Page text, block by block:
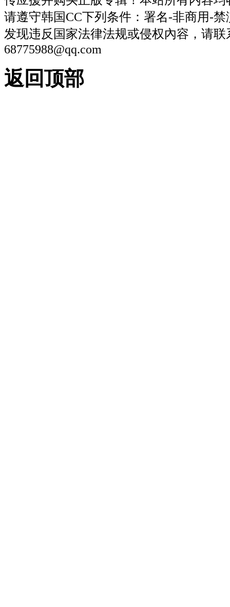
请遵守韩国CC下列条件：署名-非商用-
发现违反国家法律法规或侵权內容，请
68775988@qq.com
返回顶部